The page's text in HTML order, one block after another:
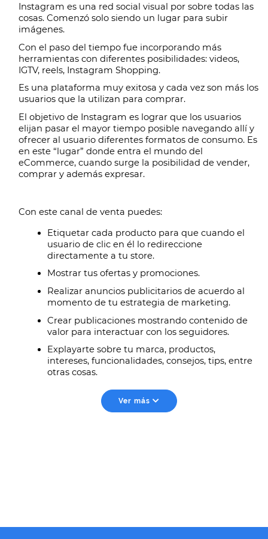
Instagram es una red social visual por sobre todas las
cosas. Comenzó solo siendo un lugar para subir
imágenes.
Con el paso del tiempo fue incorporando más
herramientas con diferentes posibilidades: videos,
IGTV, reels, Instagram Shopping.
Es una plataforma muy exitosa y cada vez son más los
usuarios que la utilizan para comprar.
El objetivo de Instagram es lograr que los usuarios
elijan pasar el mayor tiempo posible navegando allí y
ofrecer al usuario diferentes formatos de consumo. Es
en este “lugar” donde entra el mundo del
eCommerce, cuando surge la posibilidad de vender,
comprar y además expresar.
Con este canal de venta puedes:
Etiquetar cada producto para que cuando el
usuario de clic en él lo redireccione
directamente a tu store.
Mostrar tus ofertas y promociones.
Realizar anuncios publicitarios de acuerdo al
momento de tu estrategia de marketing.
Crear publicaciones mostrando contenido de
valor para interactuar con los seguidores.
Explayarte sobre tu marca, productos,
intereses, funcionalidades, consejos, tips, entre
otras cosas.
Ver más